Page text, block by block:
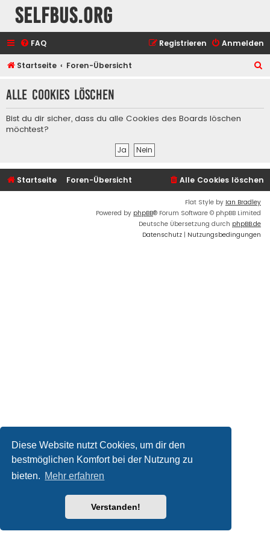
Diese Website nutzt Cookies, um dir den
bestmöglichen Komfort bei der Nutzung zu
bieten. Mehr erfahren
Verstanden!
selfbus.org
FAQ Anmelden
Registrieren
Startseite Foren-Übersicht
h
Alle Cookies löschen
Bist du dir sicher, dass du alle Cookies des Boards löschen
möchtest?
Startseite Foren-Übersicht Alle Cookies löschen
Flat Style by Ian Bradley
Powered by phpBB® Forum Software © phpBB Limited
Deutsche Übersetzung durch phpBB.de
Datenschutz | Nutzungsbedingungen